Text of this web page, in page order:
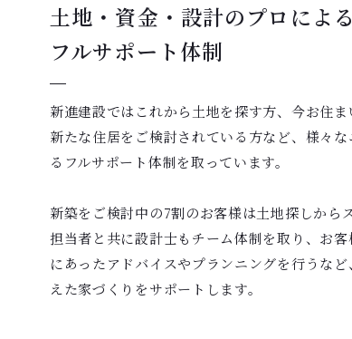
土地・資金・設計のプロによる
フルサポート体制
新進建設ではこれから土地を探す方、今お住
新たな住居をご検討されている方など、様々な
るフルサポート体制を取っています。
新築をご検討中の7割のお客様は土地探しから
担当者と共に設計士もチーム体制を取り、お
にあったアドバイスやプランニングを行うな
えた家づくりをサポートします。